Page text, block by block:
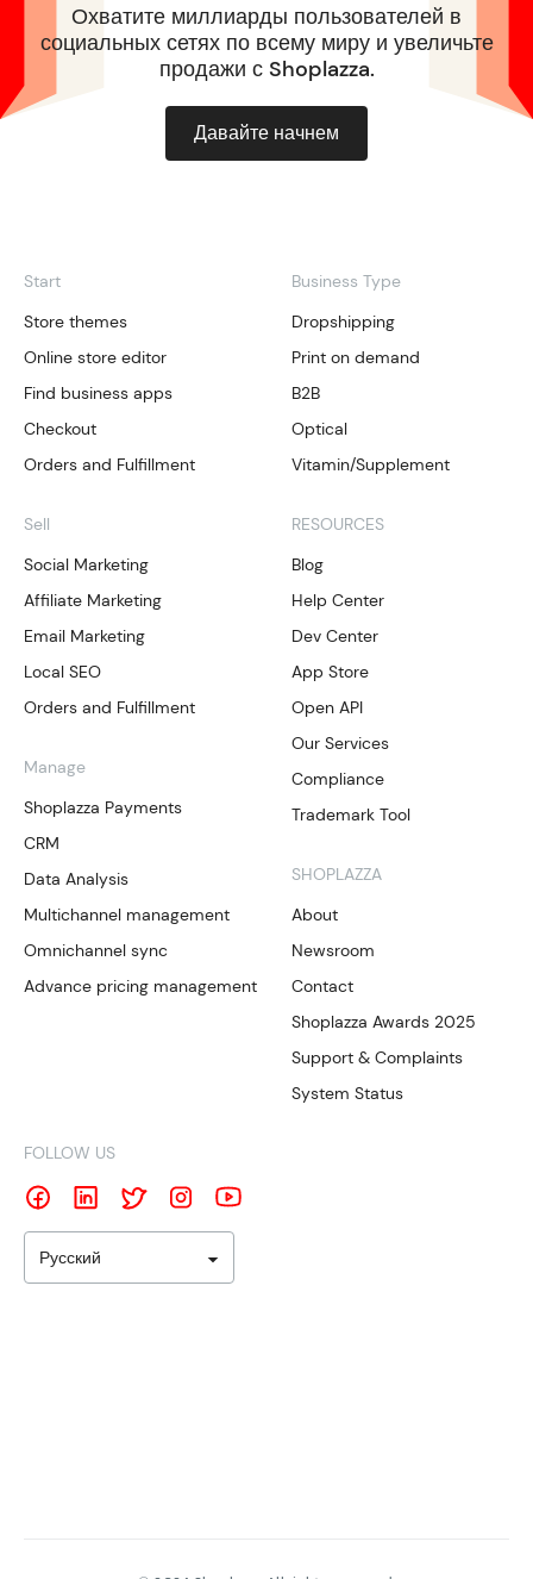
Охватите миллиарды пользователей в
социальных сетях по всему миру и увеличьте
продажи с Shoplazza.
Давайте начнем
Start
Store themes
Online store editor
Find business apps
Checkout
Orders and Fulfillment
Sell
Social Marketing
Affiliate Marketing
Email Marketing
Local SEO
Orders and Fulfillment
Manage
Shoplazza Payments
CRM
Data Analysis
Multichannel management
Omnichannel sync
Advance pricing management
Business Type
Dropshipping
Print on demand
B2B
Optical
Vitamin/Supplement
RESOURCES
Blog
Help Center
Dev Center
App Store
Open API
Our Services
Compliance
Trademark Tool
SHOPLAZZA
About
Newsroom
Contact
Shoplazza Awards 2025
Support & Complaints
System Status
FOLLOW US
Русский